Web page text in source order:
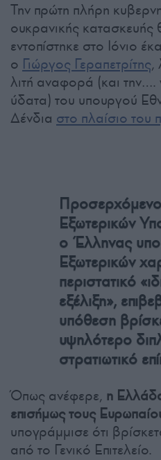
Την πρώτη πλήρη
ουκρανικής
εντοπίστηκε στο Ιόνιο
ο Γιώργος Γεραπετρίτης,
λιτή αναφορά (και
ύδατα) του υπουργού
Δένδια στο πλαίσιο του
Εξωτερικών
ο Έλληνας
Εξωτερικών
περιστατικό
εξέλιξη»,
υπόθεση
υψηλότερο
στρατιωτικό
Όπως ανέφερε, η
επισήμως τους
υπογράμμισε ότι
από το Γενικό Επιτελείο.